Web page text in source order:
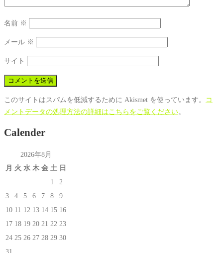
名前 ※
メール ※
サイト
このサイトはスパムを低減するために Akismet を使っています。
コ
メントデータの処理方法の詳細はこちらをご覧ください。
Calender
2026年8月
月 火 水 木 金 土 日
1
2
3
4 5 6 7 8
9
10 11 12 13 14 15 16
17 18 19 20 21 22 23
24 25 26 27 28 29 30